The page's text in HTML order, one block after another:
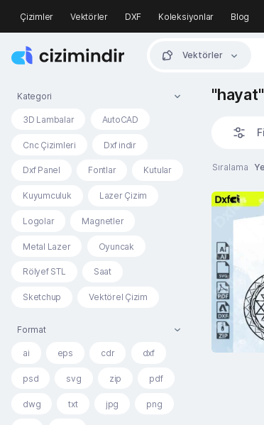
Çizimler Vektörler DXF Koleksiyonlar Blog
Vektörler
Kategori
3D Lambalar AutoCAD
Cnc Çizimleri Dxf indir
Dxf Panel Fontlar Kutular
Kuyumculuk Lazer Çizim
Logolar Magnetler
Metal Lazer Oyuncak
Rölyef STL Saat
Sketchup Vektörel Çizim
Format
ai eps cdr dxf
psd svg zip pdf
dwg txt jpg png
Sıralama